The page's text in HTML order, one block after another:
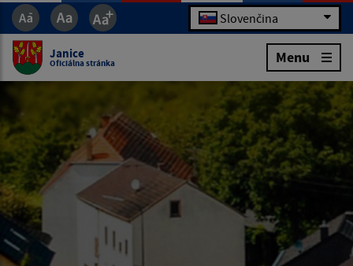
Slovenčina
Janice
Oficiálna stránka Menu